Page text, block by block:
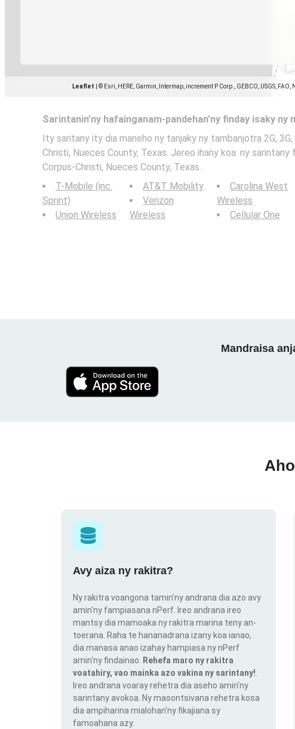
Leaflet © Esri, HERE, Garmin, Intermap, increment P Corp., GEBCO, USGS,
Sarintanin’ny hafainganam-pandehan’ny finday isaky ny
Ity saritany ity dia maneho ny tanjaky ny tambanjotra 2G, 3G,
Christi, Nueces County, Texas. Jereo ihany koa: ny sarintany
Corpus-Christi, Nueces County, Texas.
T-Mobile (inc.
Sprint)
Union Wireless
AT&T Mobility
Verizon
Wireless
Carolina West
Wireless
Cellular One
Mandraisa
Avy aiza ny rakitra?
Ny rakitra voangona tamin'ny andrana dia azo avy
amin'ny fampiasana nPerf. Ireo andrana ireo
mantsy dia mamoaka ny rakitra marina teny an-
toerana. Raha te hananadrana izany koa ianao,
dia manasa anao izahay hampiasa ny nPerf
amin'ny findainao.
Rehefa maro ny rakitra
voatahiry, vao mainka azo vakina ny sarintany!
Ireo andrana voaray rehetra dia aseho amin'ny
sarintany avokoa. Ny masontsivana rehetra kosa
dia ampiharina mialohan'ny fikajiana sy
famoahana azy.